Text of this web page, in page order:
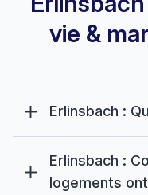
vie &
Erlinsbach :
Erlinsbach :
logements